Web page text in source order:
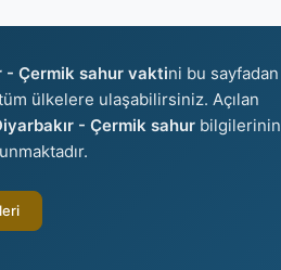
- Çermik sahur vaktini bu sayfadan
ülkelere ulaşabilirsiniz. Açılan
- Çermik sahur bilgilerinin